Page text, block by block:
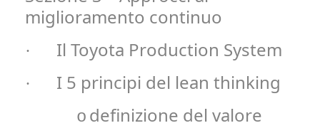
miglioramento continuo
· Il Toyota Production System
· I 5 principi del lean thinking
o definizione del valore